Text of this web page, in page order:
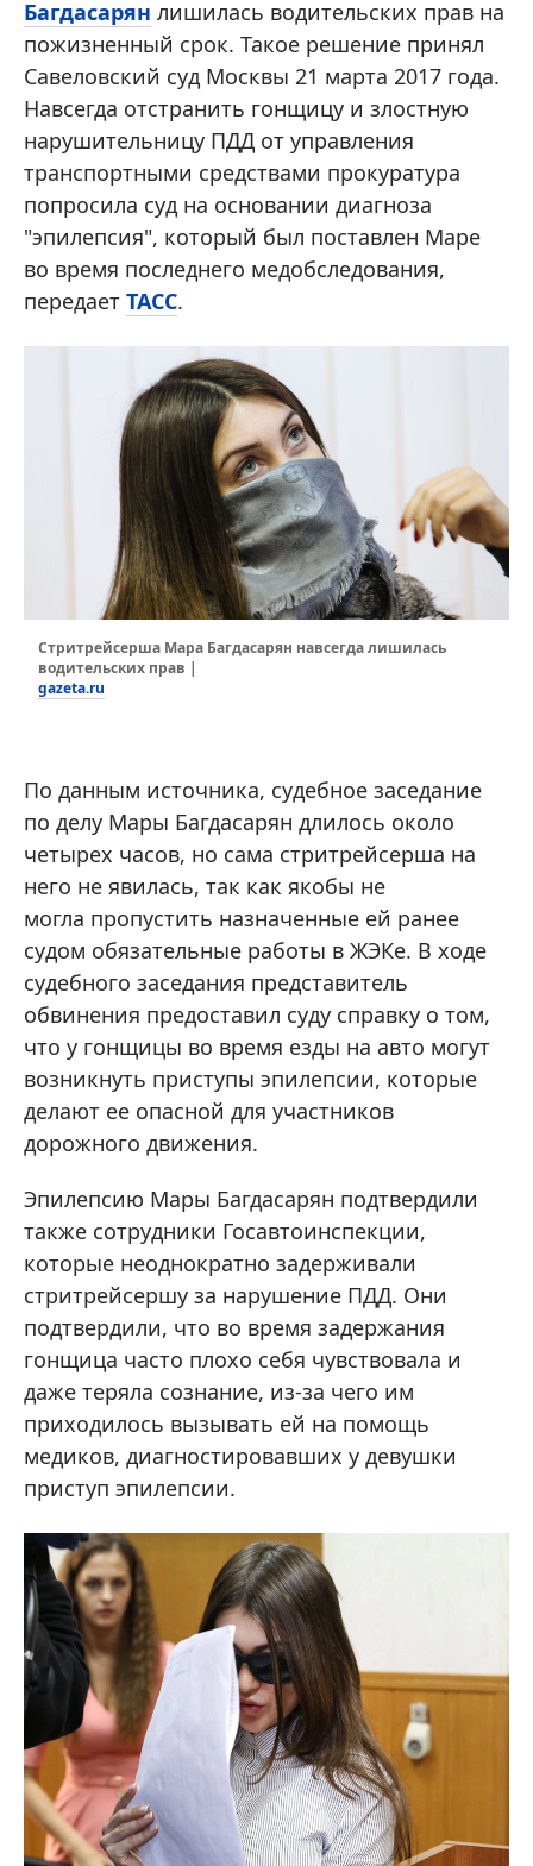
Багдасарян лишилась водительских прав на
пожизненный срок. Такое решение принял
Савеловский суд Москвы 21 марта 2017 года.
Навсегда отстранить гонщицу и злостную
нарушительницу ПДД от управления
транспортными средствами прокуратура
попросила суд на основании диагноза
"эпилепсия", который был поставлен Маре
во время последнего медобследования,
передает ТАСС.
Стритрейсерша Мара Багдасарян навсегда лишилась
водительских прав |
gazeta.ru
По данным источника, судебное заседание
по делу Мары Багдасарян длилось около
четырех часов, но сама стритрейсерша на
него не явилась, так как якобы не
могла пропустить назначенные ей ранее
судом обязательные работы в ЖЭКе. В ходе
судебного заседания представитель
обвинения предоставил суду справку о том,
что у гонщицы во время езды на авто могут
возникнуть приступы эпилепсии, которые
делают ее опасной для участников
дорожного движения.
Эпилепсию Мары Багдасарян подтвердили
также сотрудники Госавтоинспекции,
которые неоднократно задерживали
стритрейсершу за нарушение ПДД. Они
подтвердили, что во время задержания
гонщица часто плохо себя чувствовала и
даже теряла сознание, из-за чего им
приходилось вызывать ей на помощь
медиков, диагностировавших у девушки
приступ эпилепсии.